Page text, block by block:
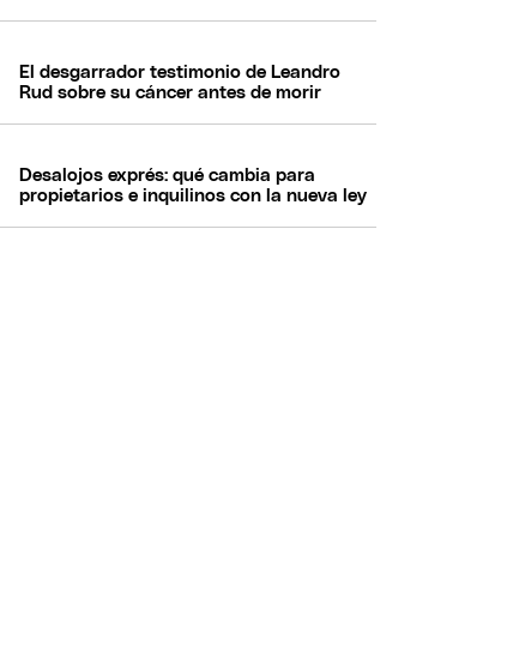
El desgarrador testimonio de Leandro
Rud sobre su cáncer antes de morir
Desalojos exprés: qué cambia para
propietarios e inquilinos con la nueva ley